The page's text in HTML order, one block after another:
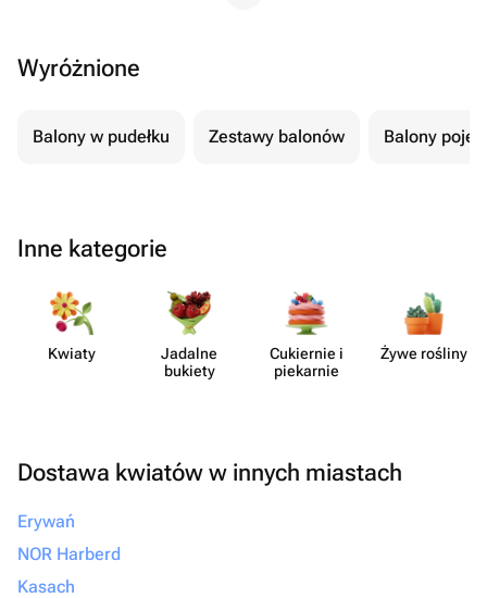
Wyróżnione
Balony w pudełku Zestawy balonów Balony
Inne kategorie
Kwiaty
Jadalne
bukiety
Cukiernie i
piekarnie
Żywe rośliny
Dostawa kwiatów w innych miastach
Erywań
NOR Harberd
Kasach